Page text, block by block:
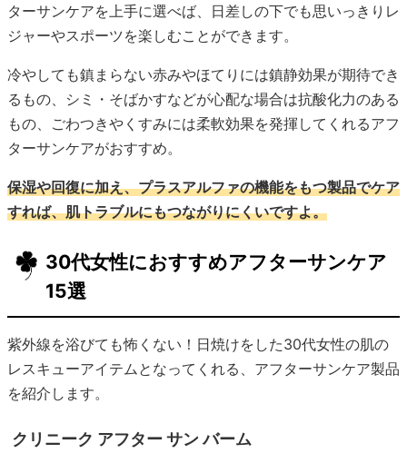
ターサンケアを上手に選べば、日差しの下でも思いっきりレ
ジャーやスポーツを楽しむことができます。
冷やしても鎮まらない赤みやほてりには鎮静効果が期待でき
るもの、シミ・そばかすなどが心配な場合は抗酸化力のある
もの、ごわつきやくすみには柔軟効果を発揮してくれるアフ
ターサンケアがおすすめ。
保湿や回復に加え、プラスアルファの機能をもつ製品でケア
すれば、肌トラブルにもつながりにくいですよ。
30代女性におすすめアフターサンケア
15選
紫外線を浴びても怖くない！日焼けをした30代女性の肌の
レスキューアイテムとなってくれる、アフターサンケア製品
を紹介します。
クリニーク アフター サン バーム